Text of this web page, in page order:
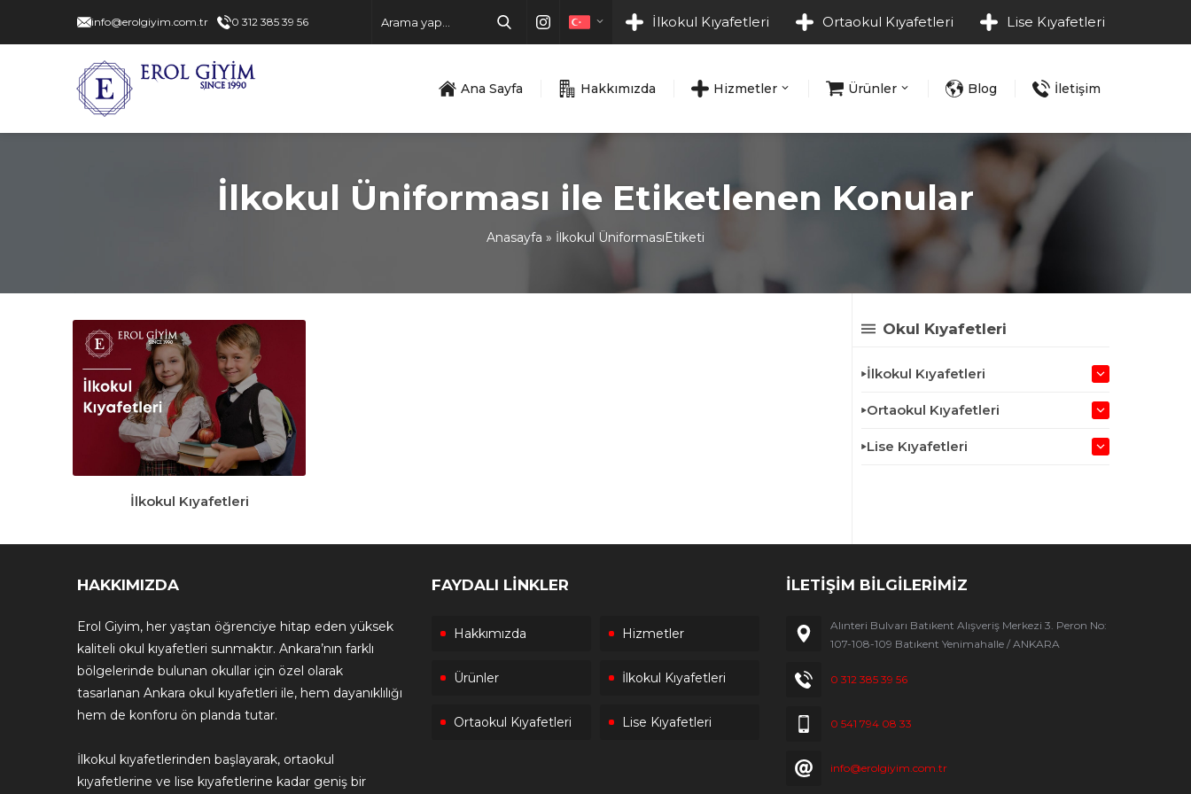
info@erolgiyim.com.tr 0 312 385 39 56 İlkokul Kıyafetleri Ortaokul Kıyafetleri Lise Kıyafetleri
Ana Sayfa Hakkımızda Hizmetler Ürünler Blog İletişim
İlkokul Üniforması ile Etiketlenen Konular
Anasayfa » İlkokul ÜniformasıEtiketi
İlkokul Kıyafetleri
Okul Kıyafetleri
İlkokul Kıyafetleri
Ortaokul Kıyafetleri
Lise Kıyafetleri
HAKKIMIZDA
Erol Giyim, her yaştan öğrenciye hitap eden yüksek
kaliteli okul kıyafetleri sunmaktır. Ankara’nın farklı
bölgelerinde bulunan okullar için özel olarak
tasarlanan Ankara okul kıyafetleri ile, hem dayanıklılığı
hem de konforu ön planda tutar.
İlkokul kıyafetlerinden başlayarak, ortaokul
kıyafetlerine ve lise kıyafetlerine kadar geniş bir
FAYDALI LİNKLER
Hakkımızda Hizmetler
Ürünler İlkokul Kıyafetleri
Ortaokul Kıyafetleri Lise Kıyafetleri
İLETİŞİM BİLGİLERİMİZ
Alınteri Bulvarı Batıkent Alışveriş Merkezi 3. Peron No:
107-108-109 Batıkent Yenimahalle / ANKARA
0 312 385 39 56
0 541 794 08 33
info@erolgiyim.com.tr